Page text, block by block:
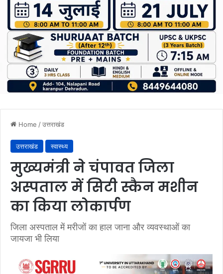
Home /उत्तराखंड
उत्तराखंड स्वास्थ्य
मुख्यमंत्री ने चंपावत जिला
अस्पताल में सिटी स्कैन मशीन
का किया लोकार्पण
जिला अस्पताल में मरीजों का हाल जाना और व्यवस्थाओं का
जायजा भी लिया